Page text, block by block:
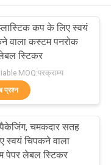
लेड्स
44
प्लास्टिक कप के लिए स्वयं
वाला कस्टम पनरोक
स्टिकर
MOQ:परक्राम्य
प्रश्न
पैकेजिंग, चमकदार सतह
स्वयं चिपकने वाला
पेपर लेबल स्टिकर